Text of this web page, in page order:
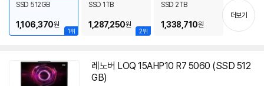
기
1위
SSD 512GB
1,106,370원
2위
SSD 1TB
1,287,250원
SSD 2TB
1,338,710원
더보기
레노버 LOQ 15AHP10 R7 5060 (SSD 512
GB)